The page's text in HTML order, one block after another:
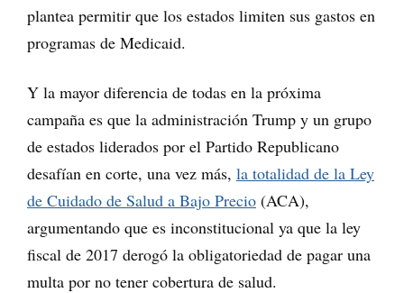
plantea permitir que los estados limiten sus gastos en
programas de Medicaid.
Y la mayor diferencia de todas en la próxima
campaña es que la administración Trump y un grupo
de estados liderados por el Partido Republicano
desafían en corte, una vez más, la totalidad de la Ley
de Cuidado de Salud a Bajo Precio (ACA),
argumentando que es inconstitucional ya que la ley
fiscal de 2017 derogó la obligatoriedad de pagar una
multa por no tener cobertura de salud.